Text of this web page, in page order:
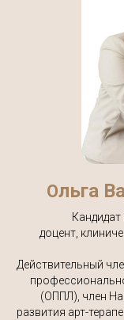
Ольга
Кандидат
доцент,
Действительный
(ОППЛ), член
развития арт-